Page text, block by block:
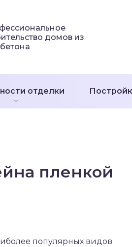
домов из
отделки
пленкой
популярных видов